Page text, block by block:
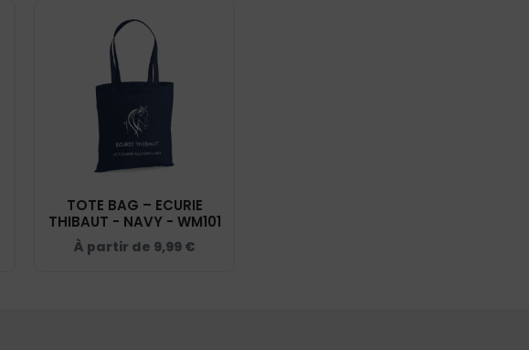
TOTE BAG – ECURIE
THIBAUT - NAVY - WM101
À partir de 9,99 €